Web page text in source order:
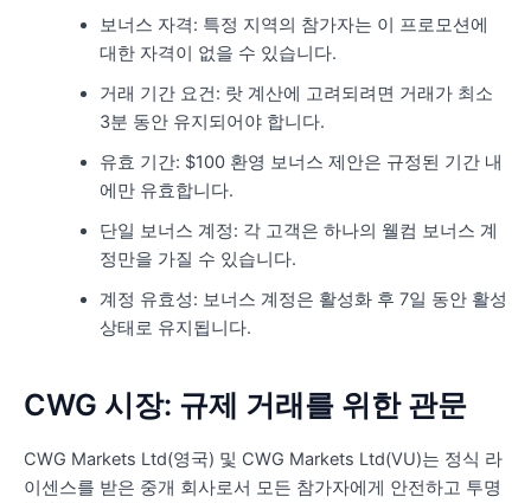
보너스 자격: 특정 지역의 참가자는 이 프로모션에
대한 자격이 없을 수 있습니다.
거래 기간 요건: 랏 계산에 고려되려면 거래가 최소
3분 동안 유지되어야 합니다.
유효 기간: $100 환영 보너스 제안은 규정된 기간 내
에만 유효합니다.
단일 보너스 계정: 각 고객은 하나의 웰컴 보너스 계
정만을 가질 수 있습니다.
계정 유효성: 보너스 계정은 활성화 후 7일 동안 활성
상태로 유지됩니다.
CWG 시장: 규제 거래를 위한 관문
CWG Markets Ltd(영국) 및 CWG Markets Ltd(VU)는 정식 라
이센스를 받은 중개 회사로서 모든 참가자에게 안전하고 투명